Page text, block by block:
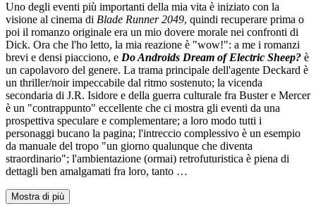
Uno degli eventi più importanti della mia vita è iniziato con la
visione al cinema di Blade Runner 2049, quindi recuperare prima o
poi il romanzo originale era un mio dovere morale nei confronti di
Dick. Ora che l'ho letto, la mia reazione è "wow!": a me i romanzi
brevi e densi piacciono, e Do Androids Dream of Electric Sheep? è
un capolavoro del genere. La trama principale dell'agente Deckard è
un thriller/noir impeccabile dal ritmo sostenuto; la vicenda
secondaria di J.R. Isidore e della guerra culturale fra Buster e Mercer
è un "contrappunto" eccellente che ci mostra gli eventi da una
prospettiva speculare e complementare; a loro modo tutti i
personaggi bucano la pagina; l'intreccio complessivo è un esempio
da manuale del tropo "un giorno qualunque che diventa
straordinario"; l'ambientazione (ormai) retrofuturistica è piena di
dettagli ben amalgamati fra loro, tanto …
Mostra di più